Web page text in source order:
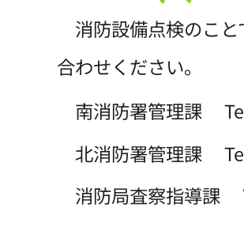
消防設備点検のこと
合わせください。
南消防署管理課
北消防署管理課
消防局査察指導課